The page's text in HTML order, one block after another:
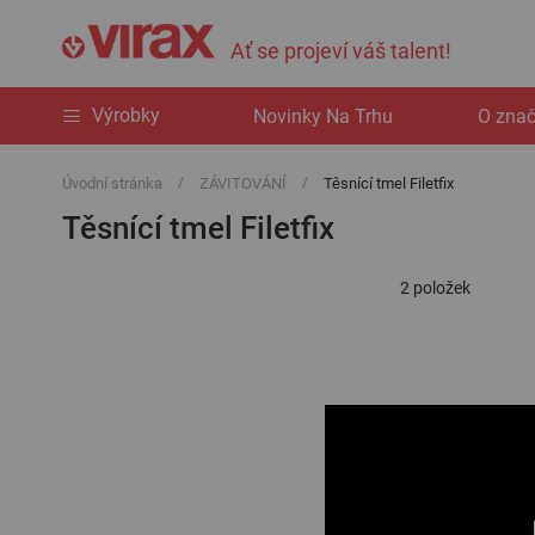
Ať se projeví váš talent!
Výrobky Novinky Na Trhu O
Úvodní stránka ZÁVITOVÁNÍ Těsnící tmel Filetfix
Těsnící tmel Filetfix
2 položek